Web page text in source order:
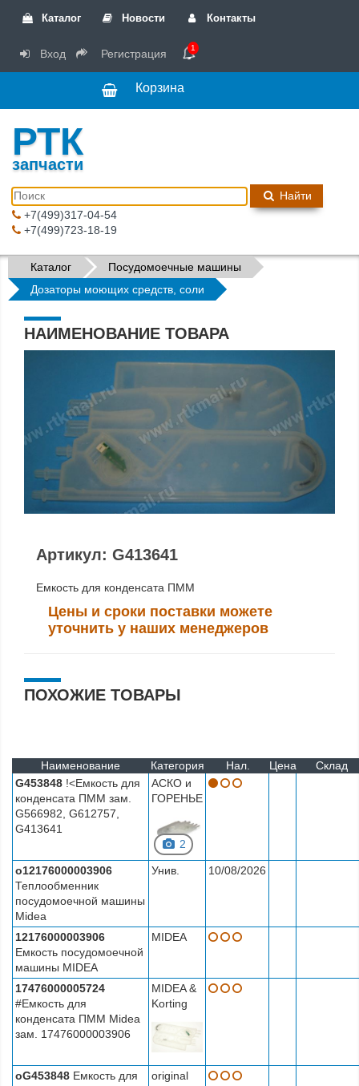
Каталог Новости Контакты
Вход Регистрация 1
Корзина
РТК
запчасти
Найти
+7(499)317-04-54
+7(499)723-18-19
Каталог
Посудомоечные машины
Дозаторы моющих средств, соли
НАИМЕНОВАНИЕ ТОВАРА
Артикул: G413641
Емкость для конденсата ПММ
Цены и сроки поставки можете
уточнить у наших менеджеров
ПОХОЖИЕ ТОВАРЫ
Наименование Категория Нал. Цена
Склад
G453848 !<Емкость для
конденсата ПММ зам.
G566982, G612757,
G413641
АСКО и
ГОРЕНЬЕ
2
o12176000003906
Теплообменник
посудомоечной машины
Midea
Унив. 10/08/2026
12176000003906
Емкость посудомоечной
машины MIDEA
MIDEA
17476000005724
#Емкость для
конденсата ПММ Midea
зам. 17476000003906
MIDEA &
Korting
oG453848 Емкость для
original